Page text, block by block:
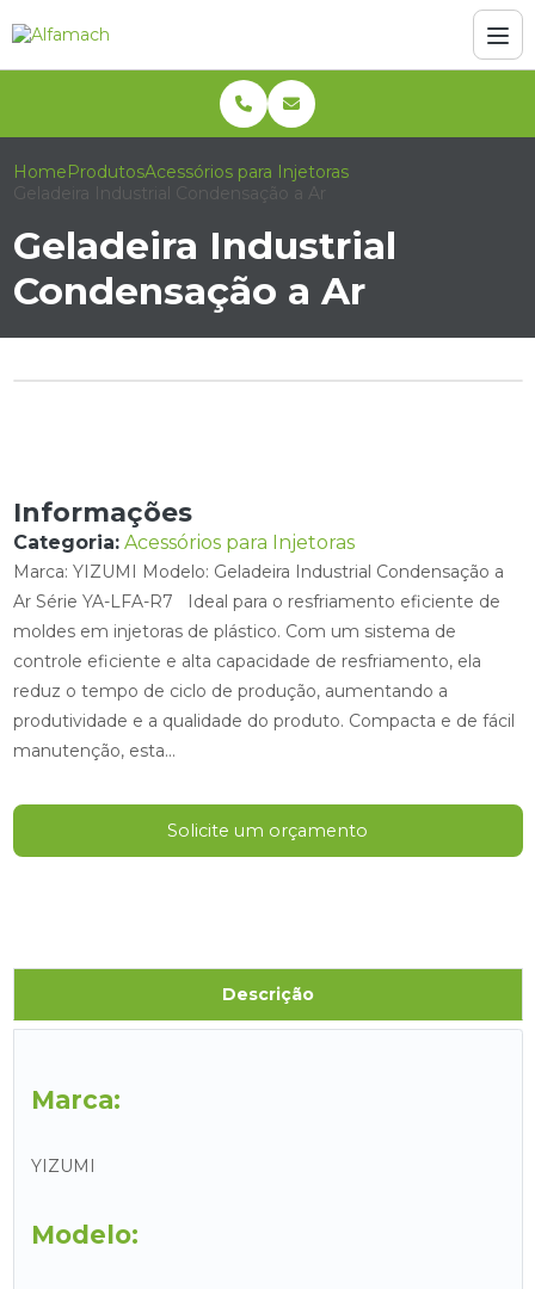
HomeProdutosAcessórios para Injetoras
Geladeira Industrial Condensação a Ar
Geladeira Industrial
Condensação a Ar
Informações
Categoria: Acessórios para Injetoras
Marca: YIZUMI Modelo: Geladeira Industrial Condensação a
Ar Série YA-LFA-R7 Ideal para o resfriamento eficiente de
moldes em injetoras de plástico. Com um sistema de
controle eficiente e alta capacidade de resfriamento, ela
reduz o tempo de ciclo de produção, aumentando a
produtividade e a qualidade do produto. Compacta e de fácil
manutenção, esta...
Solicite um orçamento
Descrição
Marca:
YIZUMI
Modelo: